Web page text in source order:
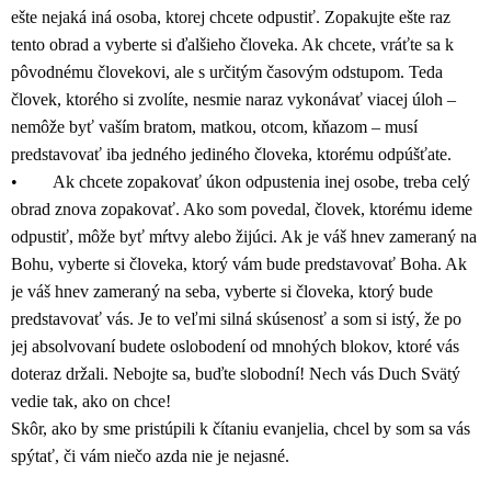
ešte nejaká iná osoba, ktorej chcete odpustiť. Zopakujte ešte raz
tento obrad a vyberte si ďalšieho človeka. Ak chcete, vráťte sa k
pôvodnému človekovi, ale s určitým časovým odstupom. Teda
človek, ktorého si zvolíte, nesmie naraz vykonávať viacej úloh –
nemôže byť vaším bratom, matkou, otcom, kňazom – musí
predstavovať iba jedného jediného človeka, ktorému odpúšťate.
• Ak chcete zopakovať úkon odpustenia inej osobe, treba celý
obrad znova zopakovať. Ako som povedal, človek, ktorému ideme
odpustiť, môže byť mŕtvy alebo žijúci. Ak je váš hnev zameraný na
Bohu, vyberte si človeka, ktorý vám bude predstavovať Boha. Ak
je váš hnev zameraný na seba, vyberte si človeka, ktorý bude
predstavovať vás. Je to veľmi silná skúsenosť a som si istý, že po
jej absolvovaní budete oslobodení od mnohých blokov, ktoré vás
doteraz držali. Nebojte sa, buďte slobodní! Nech vás Duch Svätý
vedie tak, ako on chce!
Skôr, ako by sme pristúpili k čítaniu evanjelia, chcel by som sa vás
spýtať, či vám niečo azda nie je nejasné.